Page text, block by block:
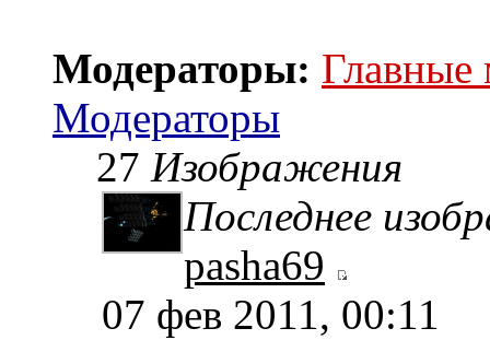
Модераторы: Главные
Модераторы
27 Изображения
Последнее
pasha69
07 фев 2011, 00:11